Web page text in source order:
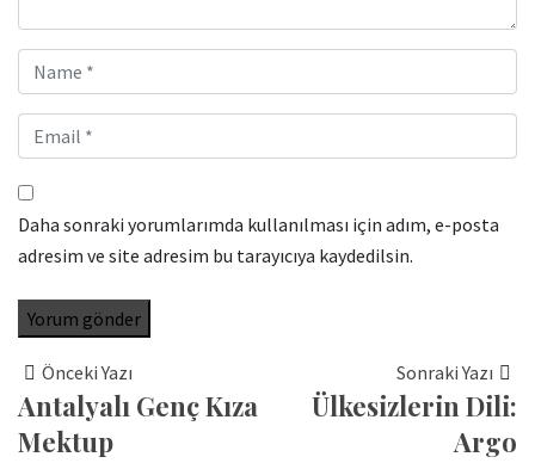
Daha sonraki yorumlarımda kullanılması için adım, e-posta
adresim ve site adresim bu tarayıcıya kaydedilsin.
Önceki Yazı
Antalyalı Genç Kıza
Mektup
Sonraki Yazı
Ülkesizlerin Dili:
Argo